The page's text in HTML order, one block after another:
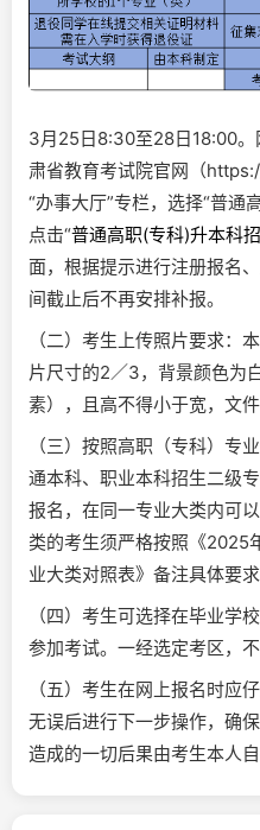
3月25日8:30至28日18:00
肃省教育考试院官网（
“办事大厅”专栏，选择“普通
点击“普通高职(专科)升本科
面，根据提示进行注册报名
间截止后不再安排补报。
（二）考生上传照片要求：
片尺寸的2／3，背景颜色为
素），且高不得小于宽，文
（三）按照高职（专科）专
通本科、职业本科招生二级
报名，在同一专业大类内可
类的考生须严格按照《2025
业大类对照表》备注具体要
（四）考生可选择在毕业学
参加考试。一经选定考区，不
（五）考生在网上报名时应
无误后进行下一步操作，确
造成的一切后果由考生本人自